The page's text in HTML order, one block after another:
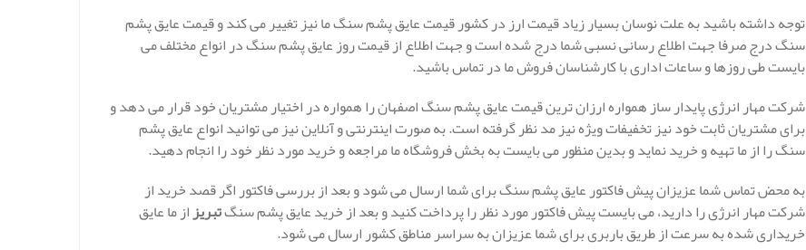
توجه داشته باشید به علت نوسان بسیار زیاد قیمت ارز در کشور قیمت عایق پشم سنگ ما نیز تغییر می کند و قیمت عایق پشم
سنگ درج صرفا جهت اطلاع رسانی نسبی شما درج شده است و جهت اطلاع از قیمت روز عایق پشم سنگ در انواع مختلف می
بایست طی روزها و ساعات اداری با کارشناسان فروش ما در تماس باشید.
شرکت مهار انرژی پایدار ساز همواره ارزان ترین قیمت عایق پشم سنگ اصفهان را همواره در اختیار مشتریان خود قرار می دهد و
برای مشتریان ثابت خود نیز تخفیفات ویژه نیز مد نظر گرفته است. به صورت اینترنتی و آنلاین نیز می توانید انواع عایق پشم
سنگ را از ما تهیه و خرید نماید و بدین منظور می بایست به بخش فروشگاه ما مراجعه و خرید مورد نظر خود را انجام دهید.
به محض تماس شما عزیزان پیش فاکتور عایق پشم سنگ برای شما ارسال می شود و بعد از بررسی فاکتور اگر قصد خرید از
شرکت مهار انرژی را دارید، می بایست پیش فاکتور مورد نظر را پرداخت کنید و بعد از خرید عایق پشم سنگتبریزاز ما عایق
خریداری شده به سرعت از طریق باربری برای شما عزیزان به سراسر مناطق کشور ارسال می شود.